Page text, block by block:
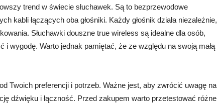
trend w świecie słuchawek. Są to bezprzewodowe
kabli łączących oba głośniki. Każdy głośnik działa niezależnie,
Słuchawki douszne true wireless są idealne dla osób,
i wygodę. Warto jednak pamiętać, że ze względu na swoją małą
Twoich preferencji i potrzeb. Ważne jest, aby zwrócić uwagę na
dźwięku i łączność. Przed zakupem warto przetestować różne